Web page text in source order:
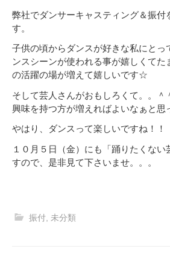
弊社でダンサーキャスティング＆振付
す。
子供の頃からダンスが好きな私にとっ
ンスシーンが使われる事が嬉しくてた
の活躍の場が増えて嬉しいです☆
そして芸人さんがおもしろくて。。＾
興味を持つ方が増えればよいなぁと思
やはり、ダンスって楽しいですね！！
１０月５日（金）にも「踊りたくない
すので、是非見て下さいませ。。。
振付 未分類